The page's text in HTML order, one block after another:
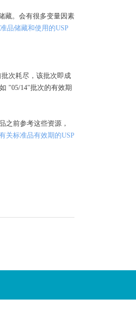
藏。会有很多变量因素
品储藏和使用的USP
次耗尽，该批次即成
"05/14"批次的有效期
之前参考这些资源，
关标准品有效期的USP